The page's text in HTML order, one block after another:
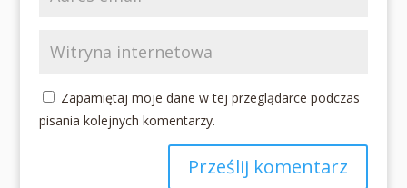
Zapamiętaj moje dane w tej przeglądarce podczas
pisania kolejnych komentarzy.